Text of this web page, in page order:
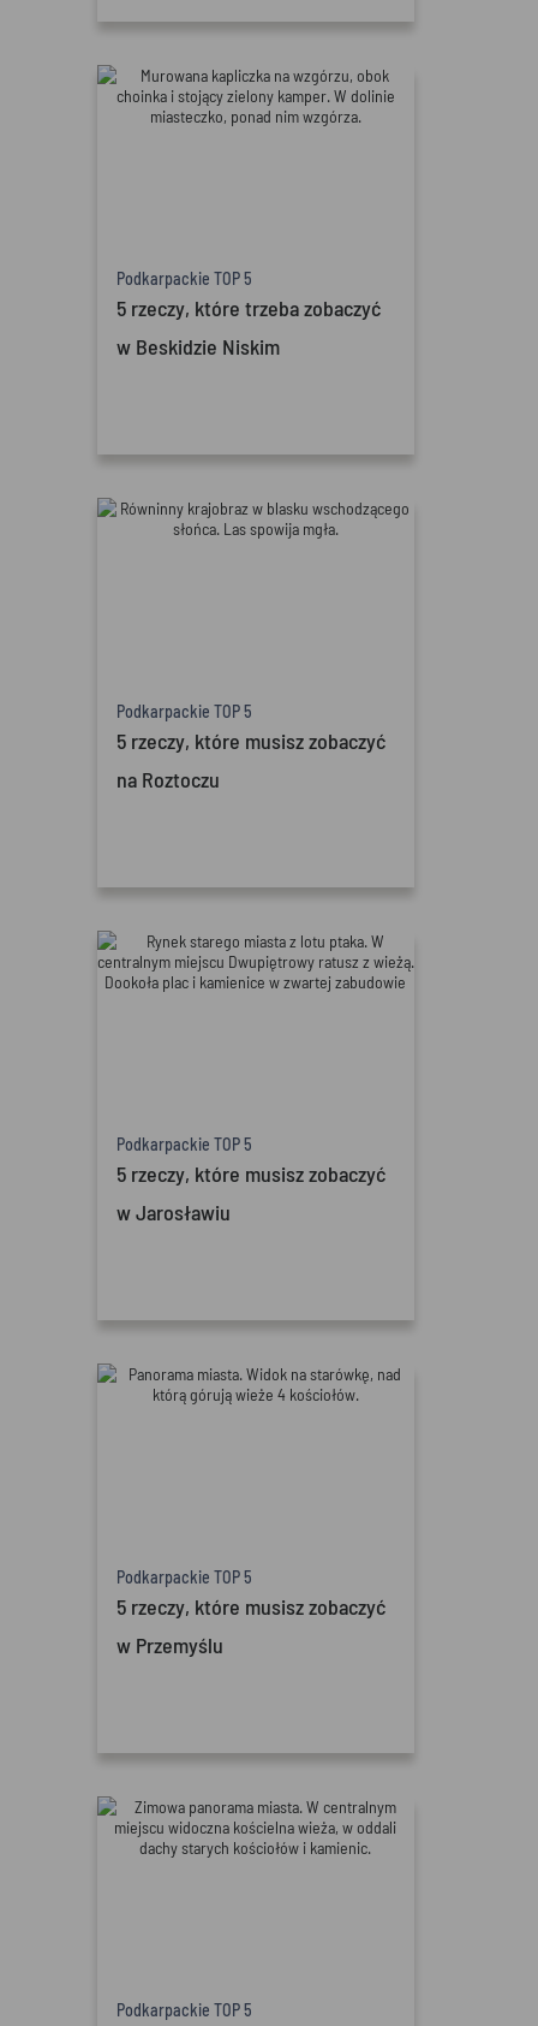
Podkarpackie TOP 5
5 rzeczy, które trzeba zobaczyć
w Beskidzie Niskim
Podkarpackie TOP 5
5 rzeczy, które musisz zobaczyć
na Roztoczu
Podkarpackie TOP 5
5 rzeczy, które musisz zobaczyć
w Jarosławiu
Podkarpackie TOP 5
5 rzeczy, które musisz zobaczyć
w Przemyślu
Podkarpackie TOP 5